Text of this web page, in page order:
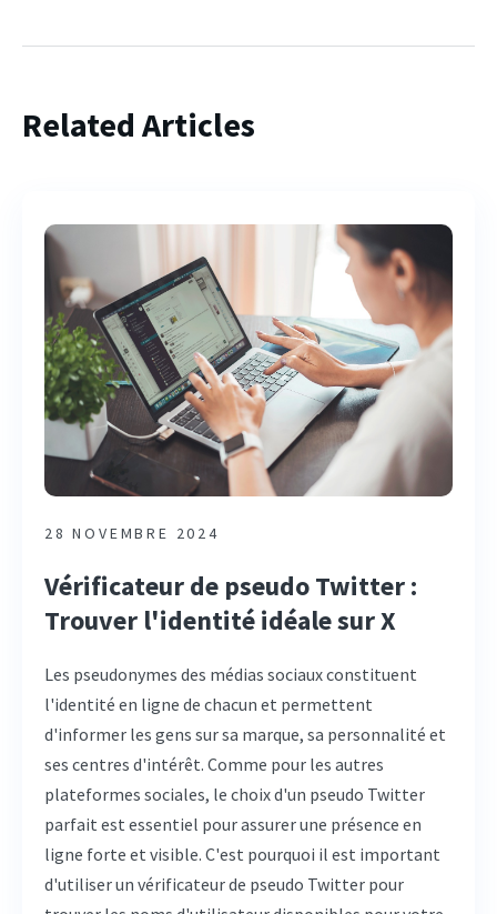
Related Articles
28 NOVEMBRE 2024
Vérificateur de pseudo Twitter :
Trouver l'identité idéale sur X
Les pseudonymes des médias sociaux constituent
l'identité en ligne de chacun et permettent
d'informer les gens sur sa marque, sa personnalité et
ses centres d'intérêt. Comme pour les autres
plateformes sociales, le choix d'un pseudo Twitter
parfait est essentiel pour assurer une présence en
ligne forte et visible. C'est pourquoi il est important
d'utiliser un vérificateur de pseudo Twitter pour